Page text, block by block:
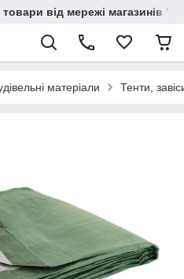
товари від мережі магазинів
матеріали Тенти,